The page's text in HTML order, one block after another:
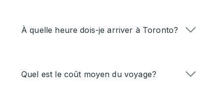
À quelle heure dois-je arriver à Toronto?
Quel est le coût moyen du voyage?